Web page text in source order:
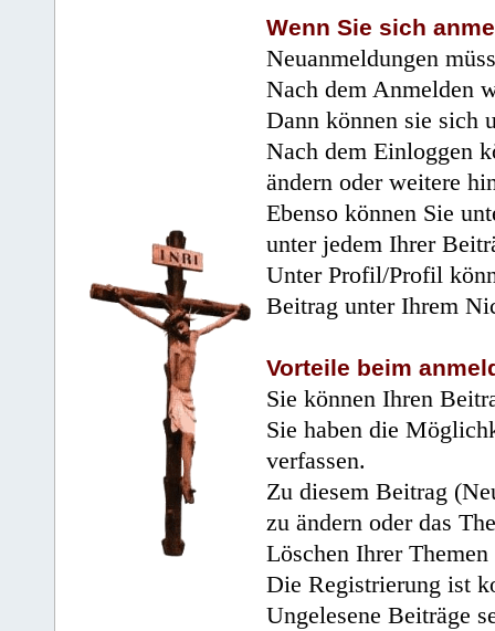
Wenn Sie sich
Neuanmeldungen
Nach dem Anmelden
Dann können sie sich
Nach dem Einloggen
ändern oder weitere
Ebenso können Sie
unter jedem Ihrer
Unter Profil/Profil
Beitrag unter Ihrem
Vorteile beim
Sie können Ihren
Sie haben die
verfassen.
Zu diesem Beitrag
zu ändern oder das
Löschen Ihrer
Die Registrierung ist
Ungelesene Beiträge